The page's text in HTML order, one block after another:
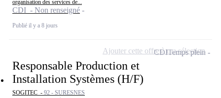
organisation des services de...
CDI - Non renseigné
Publié il y a 8 jours
Responsable Production et
Installation Systèmes (H/F)
SOGITEC - 92 - SURESNES
CDITemps plein
Ajouter cette offre à ma sélection